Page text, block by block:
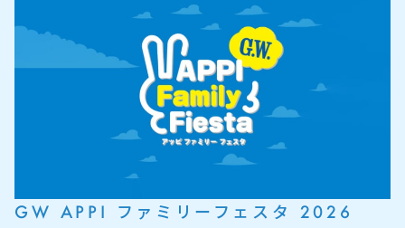
GW APPI ファミリーフェスタ 2026